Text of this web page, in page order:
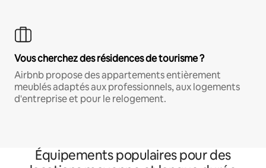
Vous cherchez des résidences de tourisme ?
Airbnb propose des appartements entièrement
meublés adaptés aux professionnels, aux logements
d'entreprise et pour le relogement.
Équipements populaires pour des